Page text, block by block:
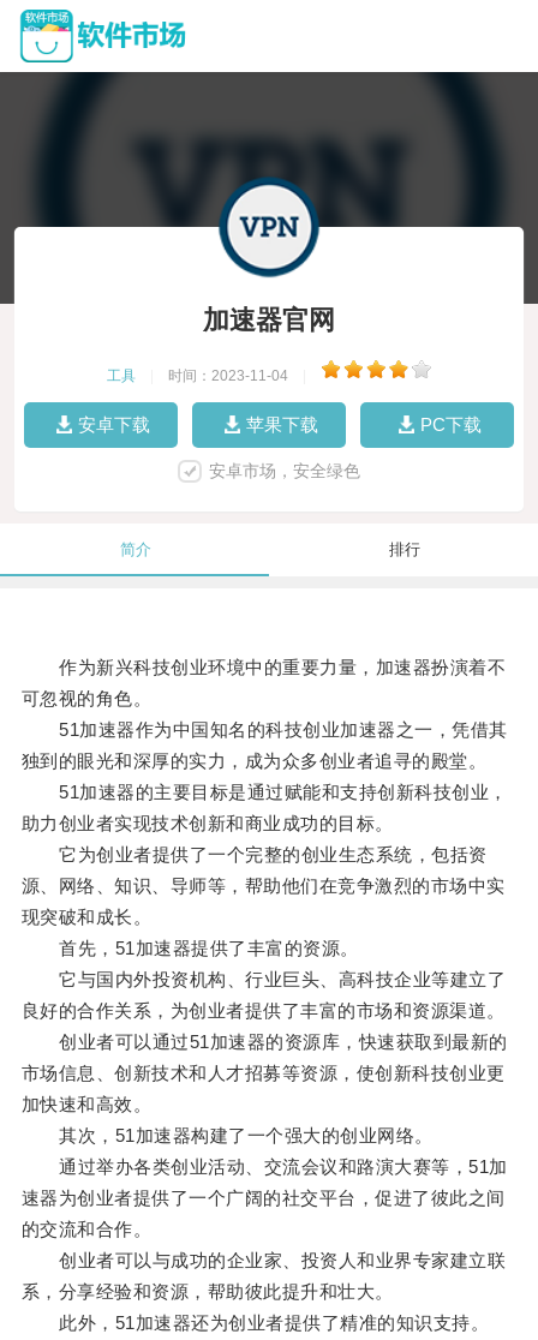
加速器官网
工具 时间：2023-11-04
安卓下载 苹果下载 PC下载
安卓市场，安全绿色
简介 排行
作为新兴科技创业环境中的重要力量，加速器扮演着不
可忽视的角色。
51加速器作为中国知名的科技创业加速器之一，凭借其
独到的眼光和深厚的实力，成为众多创业者追寻的殿堂。
51加速器的主要目标是通过赋能和支持创新科技创业，
助力创业者实现技术创新和商业成功的目标。
它为创业者提供了一个完整的创业生态系统，包括资
源、网络、知识、导师等，帮助他们在竞争激烈的市场中实
现突破和成长。
首先，51加速器提供了丰富的资源。
它与国内外投资机构、行业巨头、高科技企业等建立了
良好的合作关系，为创业者提供了丰富的市场和资源渠道。
创业者可以通过51加速器的资源库，快速获取到最新的
市场信息、创新技术和人才招募等资源，使创新科技创业更
加快速和高效。
其次，51加速器构建了一个强大的创业网络。
通过举办各类创业活动、交流会议和路演大赛等，51加
速器为创业者提供了一个广阔的社交平台，促进了彼此之间
的交流和合作。
创业者可以与成功的企业家、投资人和业界专家建立联
系，分享经验和资源，帮助彼此提升和壮大。
此外，51加速器还为创业者提供了精准的知识支持。